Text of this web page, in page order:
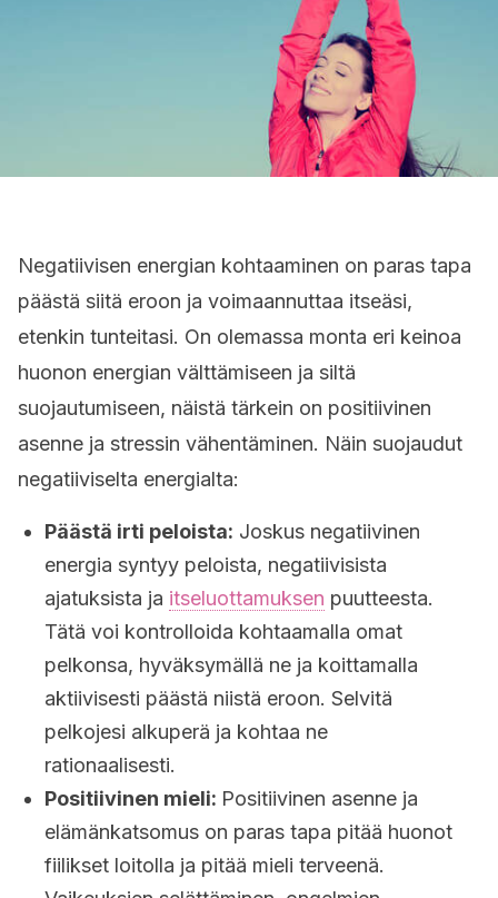
Negatiivisen energian kohtaaminen on paras tapa
päästä siitä eroon ja voimaannuttaa itseäsi,
etenkin tunteitasi. On olemassa monta eri keinoa
huonon energian välttämiseen ja siltä
suojautumiseen, näistä tärkein on positiivinen
asenne ja stressin vähentäminen. Näin suojaudut
negatiiviselta energialta:
Päästä irti peloista: Joskus negatiivinen
energia syntyy peloista, negatiivisista
ajatuksista ja itseluottamuksen puutteesta.
Tätä voi kontrolloida kohtaamalla omat
pelkonsa, hyväksymällä ne ja koittamalla
aktiivisesti päästä niistä eroon. Selvitä
pelkojesi alkuperä ja kohtaa ne
rationaalisesti.
Positiivinen mieli: Positiivinen asenne ja
elämänkatsomus on paras tapa pitää huonot
fiilikset loitolla ja pitää mieli terveenä.